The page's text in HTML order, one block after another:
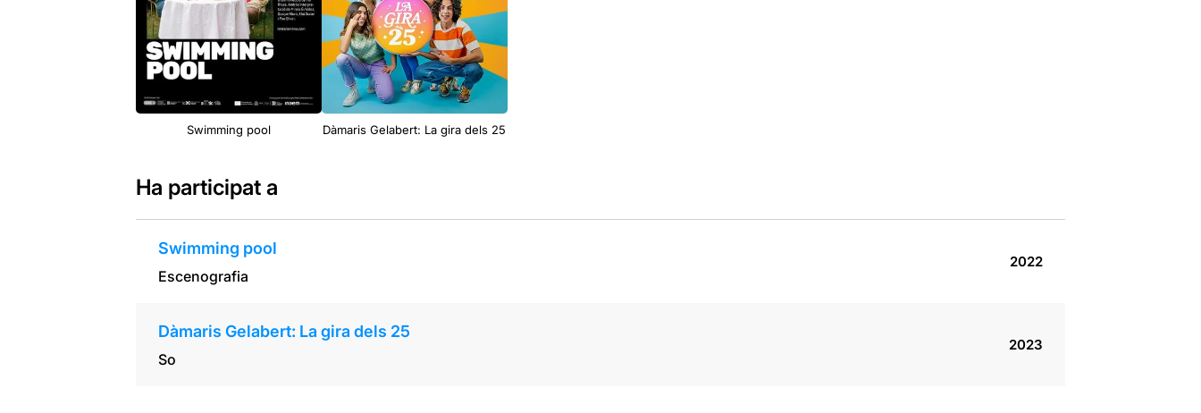
Swimming pool Dàmaris Gelabert: La gira dels 25
Ha participat a
Swimming pool
Escenografia
2022
Dàmaris Gelabert: La gira dels 25
So
2023